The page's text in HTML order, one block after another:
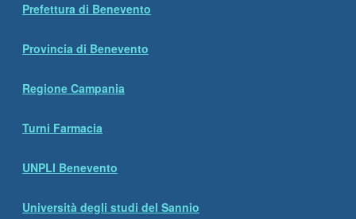
Prefettura di Benevento
Provincia di Benevento
Regione Campania
Turni Farmacia
UNPLI Benevento
Università degli studi del Sannio